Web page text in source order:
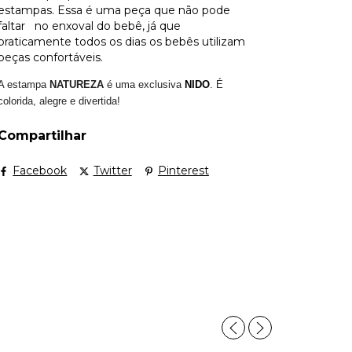
Essa é uma peça que não pode
no enxoval do bebê, já que
todos os dias os bebês utilizam
confortáveis.
estampa NATUREZA é uma exclusiva NIDO . É
alegre e divertida!
Facebook Twitter Pinterest